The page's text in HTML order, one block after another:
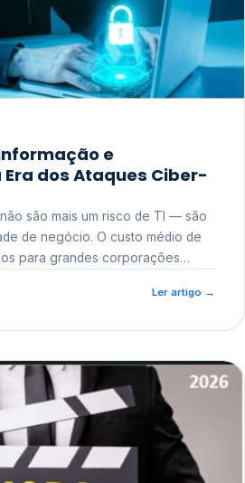
e
dos Ataques Ciber-
são mais um risco de TI — são
O custo médio de
para grandes corporações
junto a órgãos como a
Ler artigo →